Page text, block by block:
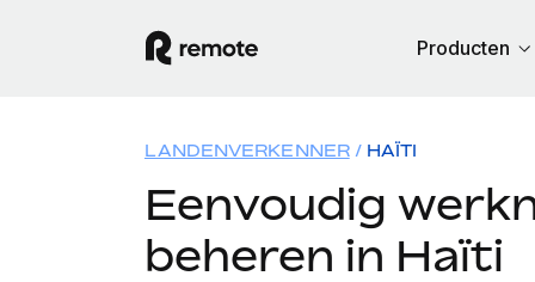
Producten
LANDENVERKENNER HAÏTI
Eenvoudig
beheren in Haïti